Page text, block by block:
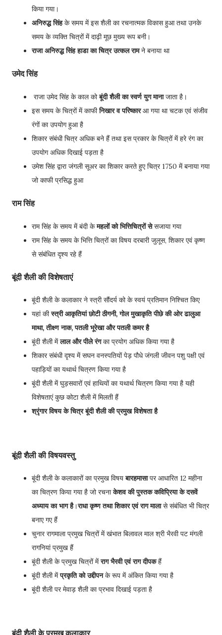
किया गया।
अनिरुद्ध सिंहके समय में इस शैली का रचनात्मक विकास हुआ तथा उनके
समय के व्यक्ति चित्रों में दाढ़ी मूछ मुख्य रूप बनी।
राजा अनिरुद्ध सिंह हाडा का चित्र उत्कल रामने बनाया था
उमेद सिंह
राजा उमेद सिंह के काल कोबूंदी शैली का स्वर्ण युग मानाजाता है।
इस समय के चित्रों में काफीनिखार व परिष्कारआ गया था चटक एवं संजीव
रंगों का उपयोग हुआ है
शिकार संबंधी चित्र अधिक बने हैं तथा इस प्रकार के चित्रों में हरे रंग का
उपयोग अधिक दिखाई पड़ता है
उमेश सिंह द्वारा जंगली सूअर का शिकार करते हुए चित्र 1750 में बनाया गया
जो काफी प्रसिद्ध हुआ
राम सिंह
राम सिंह के समय में बंदी केमहलों को भित्तिचित्रों सेसजाया गया
राम सिंह के समय के भित्ति चित्रों का विषय दरबारी जुलूस, शिकार एवं कृष्ण
से संबंधित दृश्य रहे हैं
बूंदी शैली की विशेषताएं
बूंदी शैली के कलाकार ने स्त्री सौंदर्य को के स्वयं प्रतिमान निश्चित किए
यहां कीस्त्री आकृतियां छोटी ठीगनी, गोल मुखाकृति पीछे की ओर ढालुआ
माथा, तीक्ष्ण नाक, पतली भूरेखा और पतली कमर है
बूंदी शैली मेंलाल और पीले रंगका प्रयोग अधिक किया गया है
शिकार संबंधी दृश्य में सघन वनस्पतियों पेड़ पौधे जंगली जीवन पशु पक्षी एवं
पहाड़ियों का यथार्थ चित्रण किया गया है
बूंदी शैली में घुड़सवारों एवं हाथियों का यथार्थ चित्रण किया गया है यही
विशेषताएं कुछ कोटा शैली में मिलती हैं
श्रृंगार विषय के चित्र बूंदी शैली की प्रमुख विशेषता है
बूंदी शैली की विषयवस्तु
बूंदी शैली के कलाकारों का प्रमुख विषयबारहमासापर आधारित 12 महीना
का चित्रण किया गया है जो रचनाकेशव की पुस्तक कविप्रिया के दसवें
अध्याय का भाग है।राधा कृष्ण तथा शिकार एवं राग मालासे संबंधित भी चित्र
बनाए गए हैं
चुनार रागमाला प्रमुख चित्रों में खंभात बिलावल माल श्री भैरवी पट मंगली
रागनियां प्रमुख हैं
बूंदी शैली के प्रमुख चित्रों मेंराग भैरवी एवं राग दीपकहैं
बूंदी शैली मेंप्रकृति को उद्दीपनके रूप में अंकित किया गया है
बूंदी शैली पर मेवाड़ शैली का प्रभाव दिखाई पड़ता है